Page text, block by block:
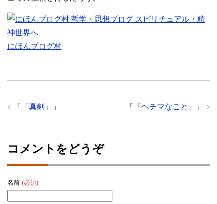
にほんブログ村
「 「ヘチマなこと」 」
「 「真剣」 」
コメントをどうぞ
名前 (必須)